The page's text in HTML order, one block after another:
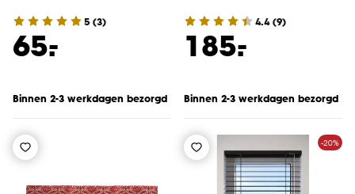
5 (3)
65.
-
Binnen 2-3 werkdagen bezorgd
4.4(9)
185.
-
Binnen 2-3 werkdagen bezorgd
-20%